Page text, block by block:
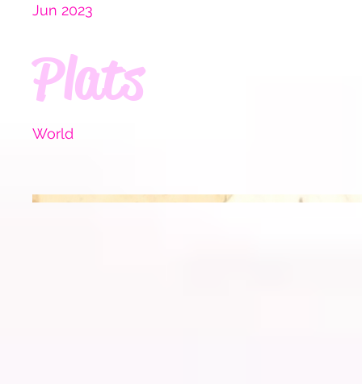
Jun 2023
Plats
World